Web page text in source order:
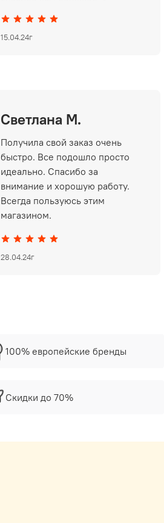
15.04.24г
Светлана М.
Получила свой заказ очень
быстро. Все подошло просто
идеально. Спасибо за
внимание и хорошую работу.
Всегда пользуюсь этим
магазином.
28.04.24г
100% европейские бренды
Скидки до 70%